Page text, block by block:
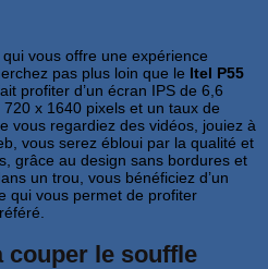
vous offre une expérience
pas plus loin que le Itel P55
profiter d’un écran IPS de 6,6
x 1640 pixels et un taux de
vous regardiez des vidéos, jouiez à
vous serez ébloui par la qualité et
grâce au design sans bordures et
un trou, vous bénéficiez d’un
qui vous permet de profiter
couper le souffle